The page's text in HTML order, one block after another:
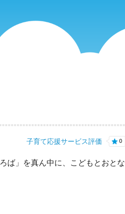
子育て応援サービス評価 0
ば」を真ん中に、こどもとおとな